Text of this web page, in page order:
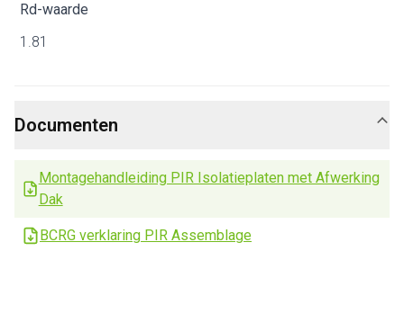
Rd-waarde
1.81
Documenten
Montagehandleiding PIR Isolatieplaten met Afwerking
Dak
BCRG verklaring PIR Assemblage